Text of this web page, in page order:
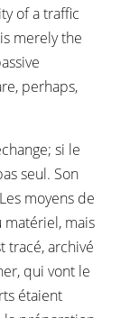
of a traffic
merely the
perhaps,
si le
seul. Son
moyens de
mais
tracé, archivé
qui vont le
étaient